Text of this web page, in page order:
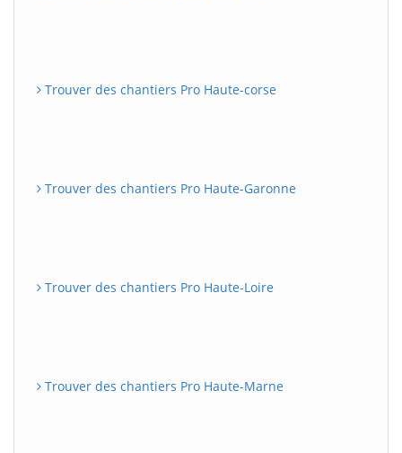
Trouver des chantiers Pro Haute-corse
Trouver des chantiers Pro Haute-Garonne
Trouver des chantiers Pro Haute-Loire
Trouver des chantiers Pro Haute-Marne